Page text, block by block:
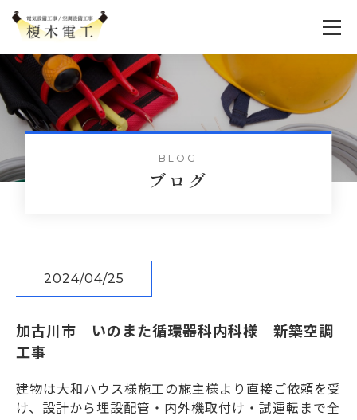
BLOG
ブログ
2024/04/25
加古川市 いのまた循環器科内科様 新築空調
工事
建物は大和ハウス様施工の施主様より直接ご依頼を受
け、設計から埋設配管・内外機取付け・試運転まで全